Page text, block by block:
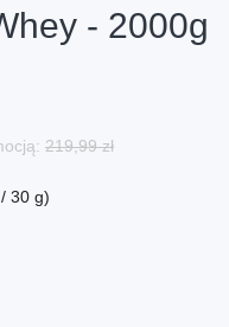
- 2000g
219,99 zł
30 g)